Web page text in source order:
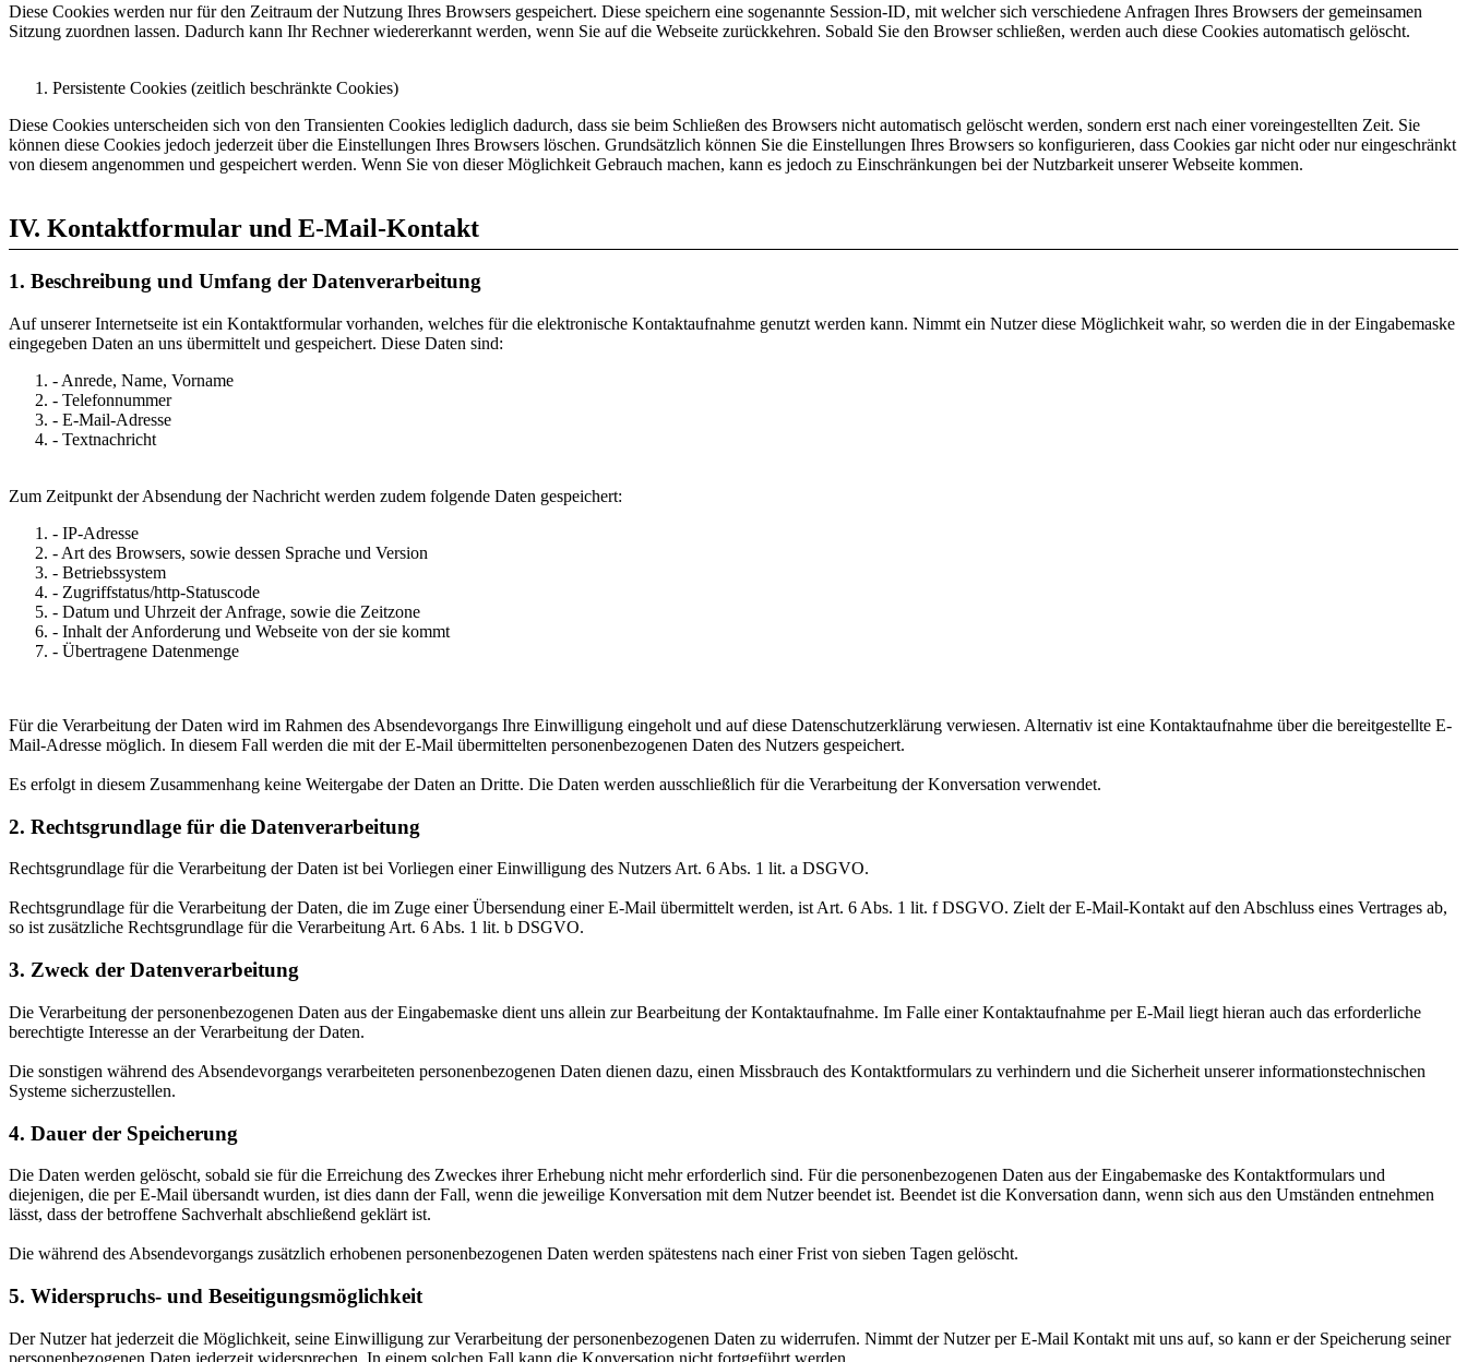
Diese Cookies werden nur für den Zeitraum der Nutzung Ihres Browsers gespeichert. Diese speichern eine sogenannte Session-ID, mit welcher sich verschiedene Anfragen Ihres Browsers der gemeinsamen
Sitzung zuordnen lassen. Dadurch kann Ihr Rechner wiedererkannt werden, wenn Sie auf die Webseite zurückkehren. Sobald Sie den Browser schließen, werden auch diese Cookies automatisch gelöscht.
Persistente Cookies (zeitlich beschränkte Cookies)
Diese Cookies unterscheiden sich von den Transienten Cookies lediglich dadurch, dass sie beim Schließen des Browsers nicht automatisch gelöscht werden, sondern erst nach einer voreingestellten Zeit. Sie
können diese Cookies jedoch jederzeit über die Einstellungen Ihres Browsers löschen. Grundsätzlich können Sie die Einstellungen Ihres Browsers so konfigurieren, dass Cookies gar nicht oder nur eingeschränkt
von diesem angenommen und gespeichert werden. Wenn Sie von dieser Möglichkeit Gebrauch machen, kann es jedoch zu Einschränkungen bei der Nutzbarkeit unserer Webseite kommen.
IV. Kontaktformular und E-Mail-Kontakt
1. Beschreibung und Umfang der Datenverarbeitung
Auf unserer Internetseite ist ein Kontaktformular vorhanden, welches für die elektronische Kontaktaufnahme genutzt werden kann. Nimmt ein Nutzer diese Möglichkeit wahr, so werden die in der Eingabemaske
eingegeben Daten an uns übermittelt und gespeichert. Diese Daten sind:
- Anrede, Name, Vorname
- Telefonnummer
- E-Mail-Adresse
- Textnachricht
Zum Zeitpunkt der Absendung der Nachricht werden zudem folgende Daten gespeichert:
- IP-Adresse
- Art des Browsers, sowie dessen Sprache und Version
- Betriebssystem
- Zugriffstatus/http-Statuscode
- Datum und Uhrzeit der Anfrage, sowie die Zeitzone
- Inhalt der Anforderung und Webseite von der sie kommt
- Übertragene Datenmenge
Für die Verarbeitung der Daten wird im Rahmen des Absendevorgangs Ihre Einwilligung eingeholt und auf diese Datenschutzerklärung verwiesen. Alternativ ist eine Kontaktaufnahme über die bereitgestellte E-
Mail-Adresse möglich. In diesem Fall werden die mit der E-Mail übermittelten personenbezogenen Daten des Nutzers gespeichert.
Es erfolgt in diesem Zusammenhang keine Weitergabe der Daten an Dritte. Die Daten werden ausschließlich für die Verarbeitung der Konversation verwendet.
2. Rechtsgrundlage für die Datenverarbeitung
Rechtsgrundlage für die Verarbeitung der Daten ist bei Vorliegen einer Einwilligung des Nutzers Art. 6 Abs. 1 lit. a DSGVO.
Rechtsgrundlage für die Verarbeitung der Daten, die im Zuge einer Übersendung einer E-Mail übermittelt werden, ist Art. 6 Abs. 1 lit. f DSGVO. Zielt der E-Mail-Kontakt auf den Abschluss eines Vertrages ab,
so ist zusätzliche Rechtsgrundlage für die Verarbeitung Art. 6 Abs. 1 lit. b DSGVO.
3. Zweck der Datenverarbeitung
Die Verarbeitung der personenbezogenen Daten aus der Eingabemaske dient uns allein zur Bearbeitung der Kontaktaufnahme. Im Falle einer Kontaktaufnahme per E-Mail liegt hieran auch das erforderliche
berechtigte Interesse an der Verarbeitung der Daten.
Die sonstigen während des Absendevorgangs verarbeiteten personenbezogenen Daten dienen dazu, einen Missbrauch des Kontaktformulars zu verhindern und die Sicherheit unserer informationstechnischen
Systeme sicherzustellen.
4. Dauer der Speicherung
Die Daten werden gelöscht, sobald sie für die Erreichung des Zweckes ihrer Erhebung nicht mehr erforderlich sind. Für die personenbezogenen Daten aus der Eingabemaske des Kontaktformulars und
diejenigen, die per E-Mail übersandt wurden, ist dies dann der Fall, wenn die jeweilige Konversation mit dem Nutzer beendet ist. Beendet ist die Konversation dann, wenn sich aus den Umständen entnehmen
lässt, dass der betroffene Sachverhalt abschließend geklärt ist.
Die während des Absendevorgangs zusätzlich erhobenen personenbezogenen Daten werden spätestens nach einer Frist von sieben Tagen gelöscht.
5. Widerspruchs- und Beseitigungsmöglichkeit
Der Nutzer hat jederzeit die Möglichkeit, seine Einwilligung zur Verarbeitung der personenbezogenen Daten zu widerrufen. Nimmt der Nutzer per E-Mail Kontakt mit uns auf, so kann er der Speicherung seiner
personenbezogenen Daten jederzeit widersprechen. In einem solchen Fall kann die Konversation nicht fortgeführt werden.